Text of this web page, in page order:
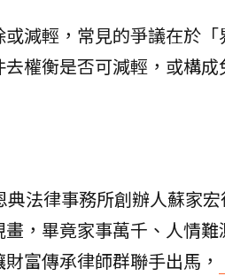
減輕，常見的爭議在於
權衡是否可減輕，或構
法律事務所創辦人蘇家
，畢竟家事萬千、人情
富傳承律師群聯手出馬，